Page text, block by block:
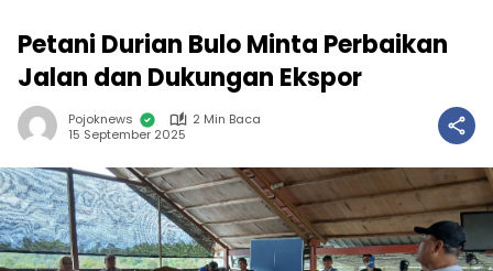
Petani Durian Bulo Minta Perbaikan
Jalan dan Dukungan Ekspor
Pojoknews
2 Min Baca
15 September 2025